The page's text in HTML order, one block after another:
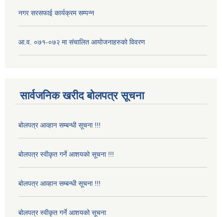
नगर सरसफाई कार्यक्रम सम्पन्न
आ.व. ०७१-०७२ मा संचालित आयोजनाहरुको विवरण
सार्वजनिक खरीद बोलपत्र सूचना
बोलपत्र आव्हान सम्बन्धी सूचना !!!
बोलपत्र स्वीकृत गर्ने आशयको सूचना !!!
बोलपत्र आव्हान सम्बन्धी सूचना !!!
बोलपत्र स्वीकृत गर्ने आशयको सूचना